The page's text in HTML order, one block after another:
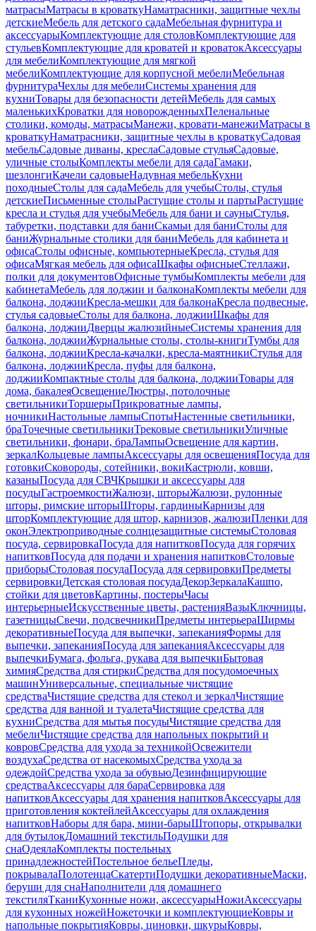
матрасыМатрасы в кроваткуНаматрасники, защитные чехлы
детскиеМебель для детского садаМебельная фурнитура и
аксессуарыКомплектующие для столовКомплектующие для
стульевКомплектующие для кроватей и кроватокАксессуары
для мебелиКомплектующие для мягкой
мебелиКомплектующие для корпусной мебелиМебельная
фурнитураЧехлы для мебелиСистемы хранения для
кухниТовары для безопасности детейМебель для самых
маленькихКроватки для новорожденныхПеленальные
столики, комоды, матрасыМанежи, кровати-манежиМатрасы в
кроваткуНаматрасники, защитные чехлы в кроваткуСадовая
мебельСадовые диваны, креслаСадовые стульяСадовые,
уличные столыКомплекты мебели для садаГамаки,
шезлонгиКачели садовыеНадувная мебельКухни
походныеСтолы для садаМебель для учебыСтолы, стулья
детскиеПисьменные столыРастущие столы и партыРастущие
кресла и стулья для учебыМебель для бани и сауныСтулья,
табуретки, подставки для баниСкамьи для баниСтолы для
баниЖурнальные столики для баниМебель для кабинета и
офисаСтолы офисные, компьютерныеКресла, стулья для
офисаМягкая мебель для офисаШкафы офисныеСтеллажи,
полки для документовОфисные тумбыКомплекты мебели для
кабинетаМебель для лоджии и балконаКомплекты мебели для
балкона, лоджииКресла-мешки для балконаКресла подвесные,
стулья садовыеСтолы для балкона, лоджииШкафы для
балкона, лоджииДверцы жалюзийныеСистемы хранения для
балкона, лоджииЖурнальные столы, столы-книгиТумбы для
балкона, лоджииКресла-качалки, кресла-маятникиСтулья для
балкона, лоджииКресла, пуфы для балкона,
лоджииКомпактные столы для балкона, лоджииТовары для
дома, бакалеяОсвещениеЛюстры, потолочные
светильникиТоршерыПрикроватные лампы,
ночникиНастольные лампыСпотыНастенные светильники,
браТочечные светильникиТрековые светильникиУличные
светильники, фонари, браЛампыОсвещение для картин,
зеркалКольцевые лампыАксессуары для освещенияПосуда для
готовкиСковороды, сотейники, вокиКастрюли, ковши,
казаныПосуда для СВЧКрышки и аксессуары для
посудыГастроемкостиЖалюзи, шторыЖалюзи, рулонные
шторы, римские шторыШторы, гардиныКарнизы для
шторКомплектующие для штор, карнизов, жалюзиПленки для
оконЭлектроприводные солнцезащитные системыСтоловая
посуда, сервировкаПосуда для напитковПосуда для горячих
напитковПосуда для подачи и хранения напитковСтоловые
приборыСтоловая посудаПосуда для сервировкиПредметы
сервировкиДетская столовая посудаДекорЗеркалаКашпо,
стойки для цветовКартины, постерыЧасы
интерьерныеИскусственные цветы, растенияВазыКлючницы,
газетницыСвечи, подсвечникиПредметы интерьераШирмы
декоративныеПосуда для выпечки, запеканияФормы для
выпечки, запеканияПосуда для запеканияАксессуары для
выпечкиБумага, фольга, рукава для выпечкиБытовая
химияСредства для стиркиСредства для посудомоечных
машинУниверсальные, специальные чистящие
средстваЧистящие средства для стекол и зеркалЧистящие
средства для ванной и туалетаЧистящие средства для
кухниСредства для мытья посудыЧистящие средства для
мебелиЧистящие средства для напольных покрытий и
ковровСредства для ухода за техникойОсвежители
воздухаСредства от насекомыхСредства ухода за
одеждойСредства ухода за обувьюДезинфицирующие
средстваАксессуары для бараСервировка для
напитковАксессуары для хранения напитковАксессуары для
приготовления коктейлейАксессуары для охлаждения
напитковНаборы для бара, мини-барыШтопоры, открывалки
для бутылокДомашний текстильПодушки для
снаОдеялаКомплекты постельных
принадлежностейПостельное бельеПледы,
покрывалаПолотенцаСкатертиПодушки декоративныеМаски,
беруши для снаНаполнители для домашнего
текстиляТканиКухонные ножи, аксессуарыНожиАксессуары
для кухонных ножейНожеточки и комплектующиеКовры и
напольные покрытияКовры, циновки, шкурыКовры,